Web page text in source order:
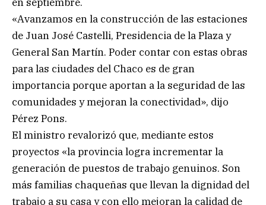
«Avanzamos en la construcción de las estaciones
de Juan José Castelli, Presidencia de la Plaza y
General San Martín. Poder contar con estas obras
para las ciudades del Chaco es de gran
importancia porque aportan a la seguridad de las
comunidades y mejoran la conectividad», dijo
Pérez Pons.
El ministro revalorizó que, mediante estos
proyectos «la provincia logra incrementar la
generación de puestos de trabajo genuinos. Son
más familias chaqueñas que llevan la dignidad del
trabajo a su casa y con ello mejoran la calidad de